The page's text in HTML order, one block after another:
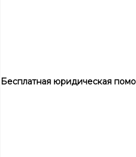
Бесплатная юридическая